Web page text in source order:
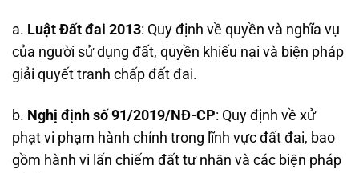
a. Luật Đất đai 2013: Quy định về quyền và nghĩa vụ
của người sử dụng đất, quyền khiếu nại và biện pháp
giải quyết tranh chấp đất đai.
b. Nghị định số 91/2019/NĐ-CP: Quy định về xử
phạt vi phạm hành chính trong lĩnh vực đất đai, bao
gồm hành vi lấn chiếm đất tư nhân và các biện pháp